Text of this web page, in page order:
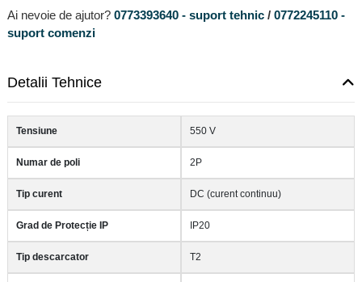
Ai nevoie de ajutor? 0773393640 - suport tehnic / 0772245110 -
suport comenzi
Detalii Tehnice
Tensiune 550 V
Numar de poli 2P
Tip curent DC (curent continuu)
Grad de Protecție IP IP20
Tip descarcator T2